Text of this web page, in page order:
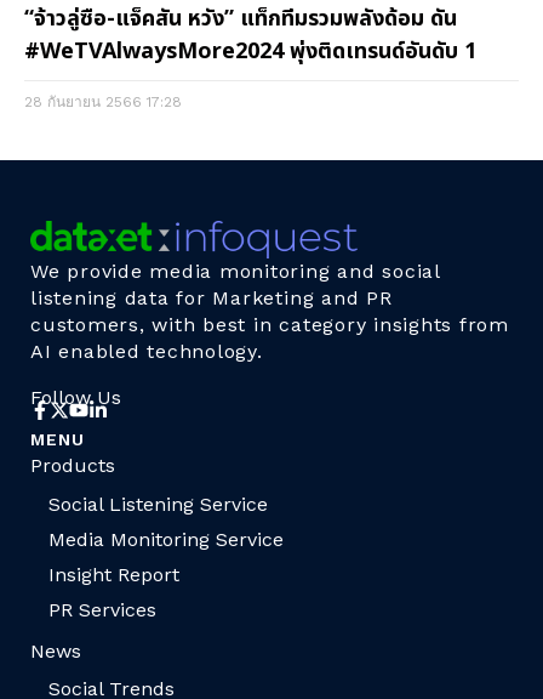
“จ้าวลู่ซือ-แจ็คสัน หวัง” แท็กทีมรวมพลังด้อม ดัน
#WeTVAlwaysMore2024 พุ่งติดเทรนด์อันดับ 1
28 กันยายน 2566 17:28
We provide media monitoring and social
listening data for Marketing and PR
customers, with best in category insights from
AI enabled technology.
Follow Us
MENU
Products
Social Listening Service
Media Monitoring Service
Insight Report
PR Services
News
Social Trends